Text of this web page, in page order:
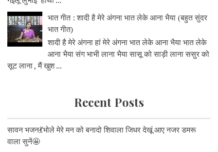
भात गीत : शादी है मेरे अंगना भात लेके आना भैया (बहुत सुंदर
भात गीत)
शादी है मेरे अंगना हां मेरे अंगना भात लेके आना भैया भात लेके
आना भैया संग भाभी लाना भैया सासू को साड़ी लाना ससुर को
सूट लाना , मैं खुश ...
Recent Posts
सावन भजन💃भोले मेरे मन को बनादो शिवाला जिधर देखूं आए नजर डमरू
वाला सुनें🤩